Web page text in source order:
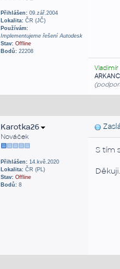
Přihlášen:09.zář.2004
Lokalita:ČR (JČ)
Používám:
Implementujeme řešení Autodesk
Stav: Offline
Bodů:22208
Vladimír
Karotka26
Nováček
Přihlášen:14.kvě.2020
Lokalita:ČR (PL)
Stav: Offline
Bodů:8
S tím
Děkuji.